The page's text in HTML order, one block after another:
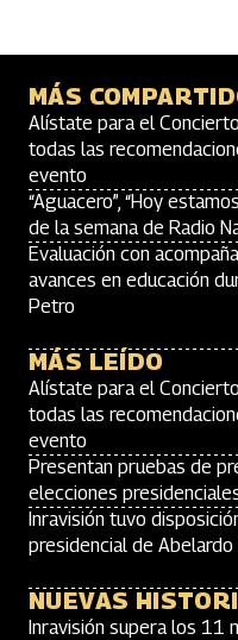
MÁS
Alístate para el
todas las
evento
“Aguacero”, “Hoy
de la semana de Radio
Evaluación con
avances en educación
Petro
MÁS LEÍDO
Alístate para el
todas las
evento
Presentan pruebas de
elecciones
Inravisión tuvo
presidencial de
NUEVAS
Inravisión supera los 11